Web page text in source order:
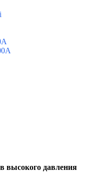
высокого давления